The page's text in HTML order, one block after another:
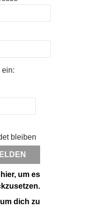
ein:
bleiben
um es
dich zu